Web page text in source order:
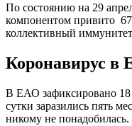
По состоянию на 29
компонентом привито
коллективный
Коронавирус в
В ЕАО зафиксировано 18
сутки заразились пять
никому не понадобилась.